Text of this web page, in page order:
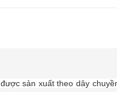
được sản xuất theo dây